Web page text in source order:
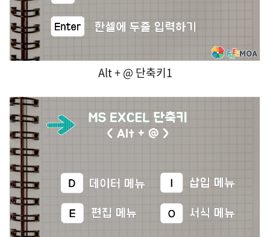
Alt + @ 단축키1